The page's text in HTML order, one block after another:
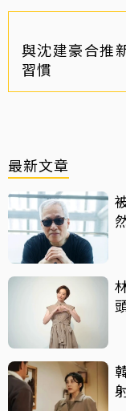
與沈建豪合推
習慣
最新文章